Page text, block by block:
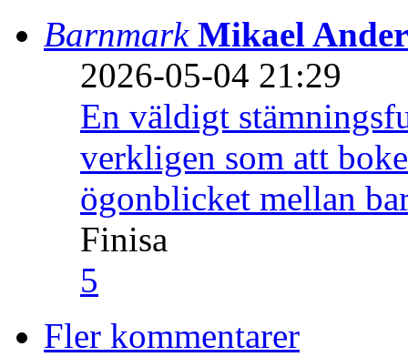
Barnmark Mikael
2026-05-04 21:29
En väldigt
verkligen som att
ögonblicket mellan
Finisa
5
Fler kommentarer